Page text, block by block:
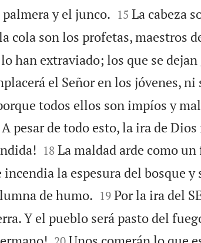
y el junco.
15 La cabeza
cola son los profetas, maestros
han extraviado; los que se
el Señor en los jóvenes, ni
todos ellos son impíos y
pesar de todo esto, la ira de Dios

18 La maldad arde como
incendia la espesura del bosque y
de humo.
19 Por la ira del
Y el pueblo será pasto del
